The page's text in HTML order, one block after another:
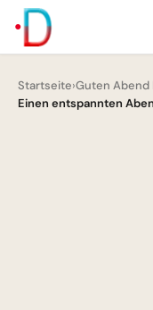
Startseite›Guten Abend
Einen entspannten